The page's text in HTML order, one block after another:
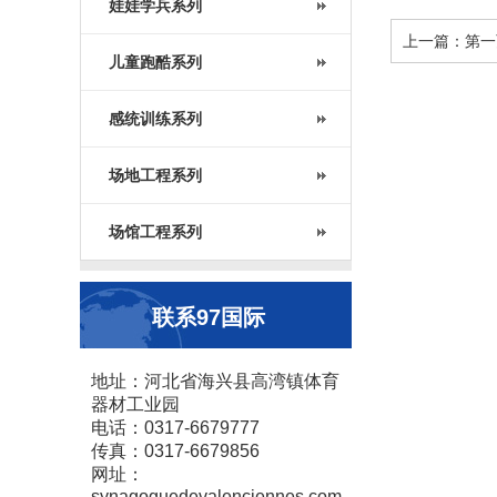
娃娃学兵系列
儿童跑酷系列
感统训练系列
场地工程系列
场馆工程系列
联系97国际
地址：河北省海兴县高湾镇体育
器材工业园
电话：0317-6679777
传真：0317-6679856
网址：
上一篇：第